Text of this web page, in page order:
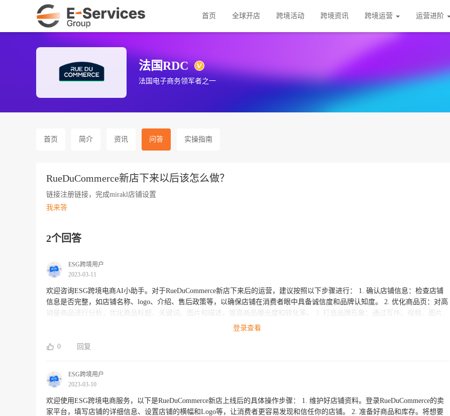
首页 全球开店 跨境活动 跨境资讯 跨境运营 运营进阶
法国RDC
法国电子商务领军者之一
首页 简介 资讯 问答 实操指南
RueDuCommerce新店下来以后该怎么做？
链接注册链接，完成mirakl店铺设置
我来答
2个回答
ESG跨境用户
2023-03-11
欢迎咨询ESG跨境电商AI小助手。对于RueDuCommerce新店下来后的运营，建议按照以下步骤进行： 1. 确认店铺信息：检查店铺
信息是否完整，如店铺名称、logo、介绍、售后政策等，以确保店铺在消费者眼中具备诚信度和品牌认知度。 2. 优化商品页：对高
销量商品进行分析，优化商品标题、关键词、图片和描述，提高商品曝光度和转化率。 3. 打造品牌形象：通过写作、视频、图片等
形式，为店铺打造属于自己的品牌形象，让消费者对品牌有更多信任感和购买意愿。 4. 推广促销活动：定期推出促销活动，比如满
性。 以上是建议的初步步骤，不同行业和市场情况下各有不同，需要因地制宜。如客户需要更详细的运营方案，欢迎咨询ESG跨境
登录查看
0 回复
ESG跨境用户
2023-03-10
欢迎使用ESG跨境电商服务，以下是RueDuCommerce新店上线后的具体操作步骤： 1. 维护好店铺资料。登录RueDuCommerce的卖
家平台，填写店铺的详细信息、设置店铺的横幅和Logo等，让消费者更容易发现和信任你的店铺。 2. 准备好商品和库存。将想要